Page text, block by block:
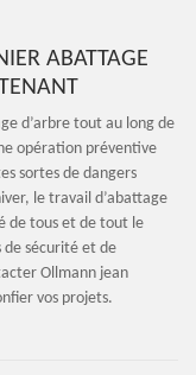
ABATTAGE
d’arbre tout au long de
opération préventive
sortes de dangers
le travail d’abattage
de tous et de tout le
de sécurité et de
Ollmann jean
vos projets.